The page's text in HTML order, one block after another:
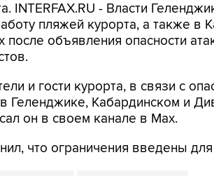
INTERFAX.RU - Власти
пляжей курорта, а также
после объявления опасности
и гости курорта, в связи с
Геленджике, Кабардинском и
он в своем канале в Max.
что ограничения введены